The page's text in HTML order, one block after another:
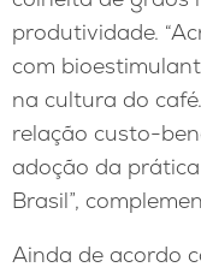
produtividade.
com
na cultura do
relação custo-
adoção da
Brasil”,
Ainda de acordo